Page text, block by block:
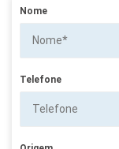
Nome
Telefone